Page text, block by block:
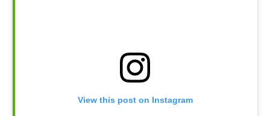
View this post on Instagram